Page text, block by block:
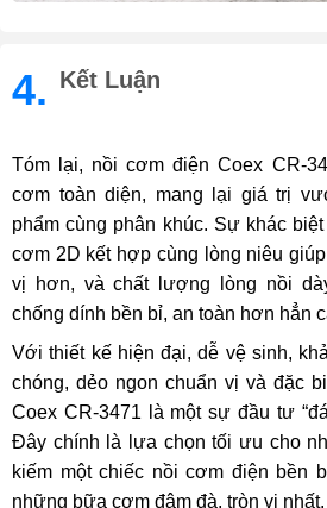
4. Kết Luận
Tóm lại, nồi cơm điện Coex CR-
cơm toàn diện, mang lại giá trị
phẩm cùng phân khúc. Sự khác
cơm 2D kết hợp cùng lòng niêu
vị hơn, và chất lượng lòng nồi
chống dính bền bỉ, an toàn hơn hẳn
Với thiết kế hiện đại, dễ vệ sinh,
chóng, dẻo ngon chuẩn vị và đặc
Coex CR-3471 là một sự đầu tư
Đây chính là lựa chọn tối ưu cho
kiếm một chiếc nồi cơm điện bền
những bữa cơm đậm đà, tròn vị nhất.